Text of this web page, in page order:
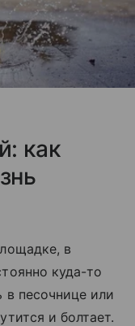
как
в
куда-то
в песочнице или
и болтает.